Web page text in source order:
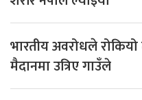
भारतीय अवरोधले
मैदानमा उत्रिए गाउँले